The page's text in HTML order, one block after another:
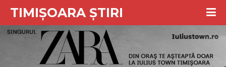
TIMIȘOARA ȘTIRI